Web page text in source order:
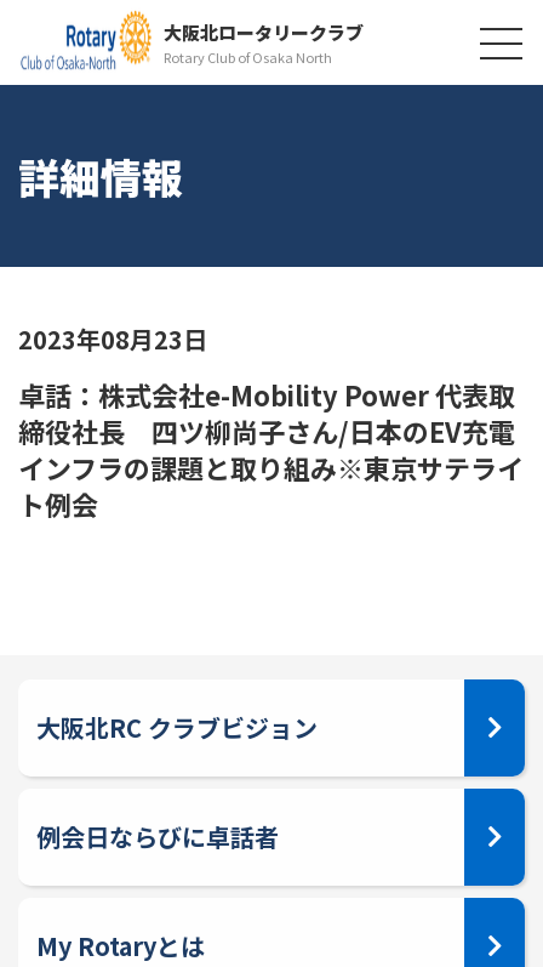
大阪北ロータリークラブ
Rotary Club of Osaka North
詳細情報
2023年08月23日
卓話：株式会社e-Mobility Power 代表取
締役社長 四ツ柳尚子さん/日本のEV充電
インフラの課題と取り組み※東京サテライ
ト例会
大阪北RC クラブビジョン
例会日ならびに卓話者
My Rotaryとは